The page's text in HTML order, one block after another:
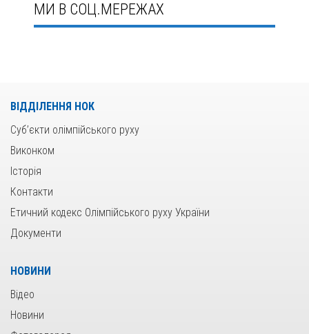
МИ В СОЦ.МЕРЕЖАХ
ВІДДІЛЕННЯ НОК
Суб’єкти олімпійського руху
Виконком
Історія
Контакти
Етичний кодекс Олімпійського руху України
Документи
НОВИНИ
Відео
Новини